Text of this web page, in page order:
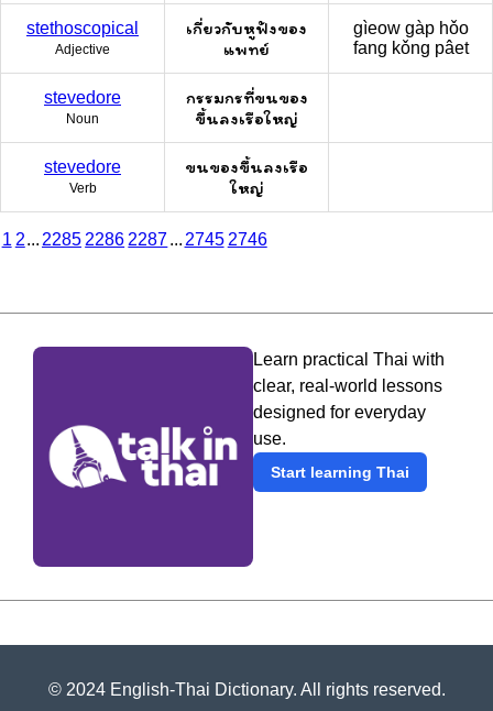
stethoscopical
Adjective
เกี่ยวกับหูฟังของ
แพทย์
gìeow gàp hǒo
fang kǒng pâet
stevedore
Noun
กรรมกรที่ขนของ
ขึ้นลงเรือใหญ่
stevedore
Verb
ขนของขึ้นลงเรือ
ใหญ่
1 2... 2285 2286 2287... 2745 2746
Learn practical Thai with
clear, real-world lessons
designed for everyday
use.
Start learning Thai
© 2024 English-Thai Dictionary. All rights reserved.